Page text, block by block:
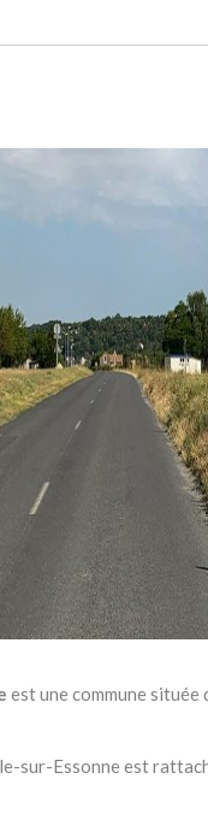
est une commune située
sur-Essonne est